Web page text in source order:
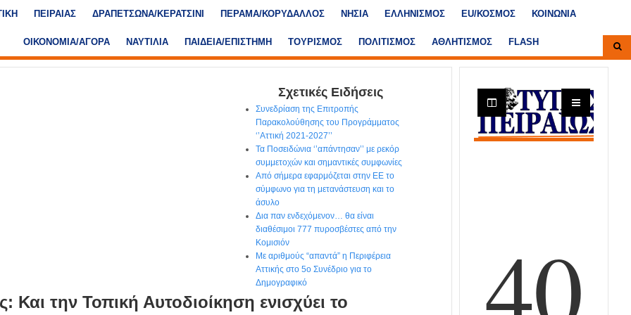
ΠΕΙΡΑΙΑΣ ΔΡΑΠΕΤΣΩΝΑ/ΚΕΡΑΤΣΙΝΙ ΠΕΡΑΜΑ/ΚΟΡΥΔΑΛΛΟΣ ΝΗΣΙΑ ΕΛΛΗΝΙΣΜΟΣ ΕU/ΚΟΣΜΟΣ ΚΟΙΝΩΝΙΑ
ΟΙΚΟΝΟΜΙΑ/ΑΓΟΡΑ ΝΑΥΤΙΛΙΑ ΠΑΙΔΕΙΑ/ΕΠΙΣΤΗΜΗ ΤΟΥΡΙΣΜΟΣ ΠΟΛΙΤΙΣΜΟΣ ΑΘΛΗΤΙΣΜΟΣ FLASH
Σχετικές Ειδήσεις
Συνεδρίαση της Επιτροπής
Παρακολούθησης του Προγράμματος
‘’Αττική 2021-2027’’
Τα Ποσειδώνια ‘’απάντησαν’’ με ρεκόρ
συμμετοχών και σημαντικές συμφωνίες
Από σήμερα εφαρμόζεται στην ΕΕ το
σύμφωνο για τη μετανάστευση και το
άσυλο
Δια παν ενδεχόμενον… θα είναι
διαθέσιμοι 777 πυροσβέστες από την
Κομισιόν
Με αριθμούς “απαντά” η Περιφέρεια
Αττικής στο 5ο Συνέδριο για το
Δημογραφικό
Και την Τοπική Αυτοδιοίκηση ενισχύει το